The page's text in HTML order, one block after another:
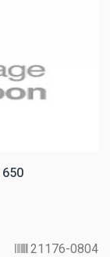
650
21176-0804